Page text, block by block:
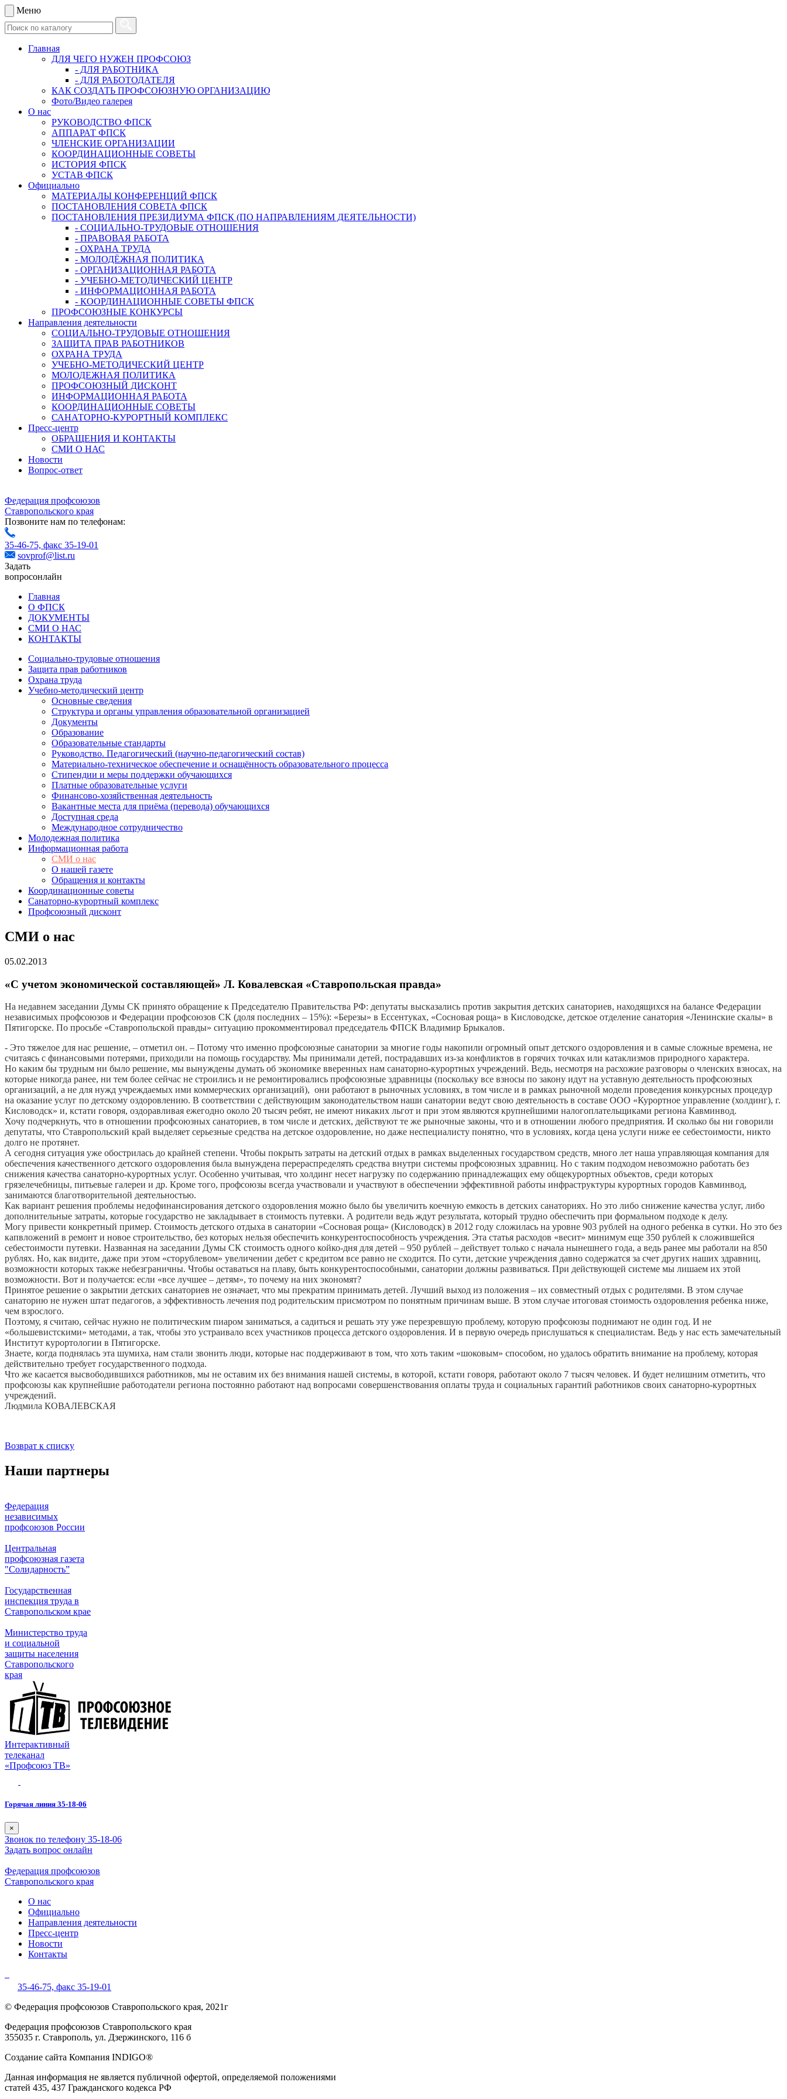
Меню
Главная
ДЛЯ ЧЕГО НУЖЕН ПРОФСОЮЗ
- ДЛЯ РАБОТНИКА
- ДЛЯ РАБОТОДАТЕЛЯ
КАК СОЗДАТЬ ПРОФСОЮЗНУЮ ОРГАНИЗАЦИЮ
Фото/Видео галерея
О нас
РУКОВОДСТВО ФПСК
АППАРАТ ФПСК
ЧЛЕНСКИЕ ОРГАНИЗАЦИИ
КООРДИНАЦИОННЫЕ СОВЕТЫ
ИСТОРИЯ ФПСК
УСТАВ ФПСК
Официально
МАТЕРИАЛЫ КОНФЕРЕНЦИЙ ФПСК
ПОСТАНОВЛЕНИЯ СОВЕТА ФПСК
ПОСТАНОВЛЕНИЯ ПРЕЗИДИУМА ФПСК (ПО НАПРАВЛЕНИЯМ ДЕЯТЕЛЬНОСТИ)
- СОЦИАЛЬНО-ТРУДОВЫЕ ОТНОШЕНИЯ
- ПРАВОВАЯ РАБОТА
- ОХРАНА ТРУДА
- МОЛОДЁЖНАЯ ПОЛИТИКА
- ОРГАНИЗАЦИОННАЯ РАБОТА
- УЧЕБНО-МЕТОДИЧЕСКИЙ ЦЕНТР
- ИНФОРМАЦИОННАЯ РАБОТА
- КООРДИНАЦИОННЫЕ СОВЕТЫ ФПСК
ПРОФСОЮЗНЫЕ КОНКУРСЫ
Направления деятельности
СОЦИАЛЬНО-ТРУДОВЫЕ ОТНОШЕНИЯ
ЗАЩИТА ПРАВ РАБОТНИКОВ
ОХРАНА ТРУДА
УЧЕБНО-МЕТОДИЧЕСКИЙ ЦЕНТР
МОЛОДЕЖНАЯ ПОЛИТИКА
ПРОФСОЮЗНЫЙ ДИСКОНТ
ИНФОРМАЦИОННАЯ РАБОТА
КООРДИНАЦИОННЫЕ СОВЕТЫ
САНАТОРНО-КУРОРТНЫЙ КОМПЛЕКС
Пресс-центр
ОБРАЩЕНИЯ И КОНТАКТЫ
СМИ О НАС
Новости
Вопрос-ответ
Федерация профсоюзов
Ставропольского края
Позвоните нам по телефонам:
35-46-75, факс 35-19-01
sovprof@list.ru
Задать
вопросонлайн
Главная
О ФПСК
ДОКУМЕНТЫ
СМИ О НАС
КОНТАКТЫ
Социально-трудовые отношения
Защита прав работников
Охрана труда
Учебно-методический центр
Основные сведения
Структура и органы управления образовательной организацией
Документы
Образование
Образовательные стандарты
Руководство. Педагогический (научно-педагогический состав)
Материально-техническое обеспечение и оснащённость образовательного процесса
Стипендии и меры поддержки обучающихся
Платные образовательные услуги
Финансово-хозяйственная деятельность
Вакантные места для приёма (перевода) обучающихся
Доступная среда
Международное сотрудничество
Молодежная политика
Информационная работа
СМИ о нас
О нашей газете
Обращения и контакты
Координационные советы
Санаторно-курортный комплекс
Профсоюзный дисконт
СМИ о нас
05.02.2013
«С учетом экономической составляющей» Л. Ковалевская «Ставропольская правда»
На недавнем заседании Думы СК принято обращение к Председателю Правительства РФ: депутаты высказались против закрытия детских санаториев, находящихся на балансе Федерации
независимых профсоюзов и Федерации профсоюзов СК (доля последних – 15%): «Березы» в Ессентуках, «Сосновая роща» в Кисловодске, детское отделение санатория «Ленинские скалы» в
Пятигорске. По просьбе «Ставропольской правды» ситуацию прокомментировал председатель ФПСК Владимир Брыкалов.
- Это тяжелое для нас решение, – отметил он. – Потому что именно профсоюзные санатории за многие годы накопили огромный опыт детского оздоровления и в самые сложные времена, не
считаясь с финансовыми потерями, приходили на помощь государству. Мы принимали детей, пострадавших из-за конфликтов в горячих точках или катаклизмов природного характера.
Но каким бы трудным ни было решение, мы вынуждены думать об экономике вверенных нам санаторно-курортных учреждений. Ведь, несмотря на расхожие разговоры о членских взносах, на
которые никогда ранее, ни тем более сейчас не строились и не ремонтировались профсоюзные здравницы (поскольку все взносы по закону идут на уставную деятельность профсоюзных
организаций, а не для нужд учреждаемых ими коммерческих организаций), они работают в рыночных условиях, в том числе и в рамках рыночной модели проведения конкурсных процедур
на оказание услуг по детскому оздоровлению. В соответствии с действующим законодательством наши санатории ведут свою деятельность в составе ООО «Курортное управление (холдинг), г.
Кисловодск» и, кстати говоря, оздоравливая ежегодно около 20 тысяч ребят, не имеют никаких льгот и при этом являются крупнейшими налогоплательщиками региона Кавминвод.
Хочу подчеркнуть, что в отношении профсоюзных санаториев, в том числе и детских, действуют те же рыночные законы, что и в отношении любого предприятия. И сколько бы ни говорили
депутаты, что Ставропольский край выделяет серьезные средства на детское оздоровление, но даже неспециалисту понятно, что в условиях, когда цена услуги ниже ее себестоимости, никто
долго не протянет.
А сегодня ситуация уже обострилась до крайней степени. Чтобы покрыть затраты на детский отдых в рамках выделенных государством средств, много лет наша управляющая компания для
обеспечения качественного детского оздоровления была вынуждена перераспределять средства внутри системы профсоюзных здравниц. Но с таким подходом невозможно работать без
снижения качества санаторно-курортных услуг. Особенно учитывая, что холдинг несет нагрузку по содержанию принадлежащих ему общекурортных объектов, среди которых
грязелечебницы, питьевые галереи и др. Кроме того, профсоюзы всегда участвовали и участвуют в обеспечении эффективной работы инфраструктуры курортных городов Кавминвод,
занимаются благотворительной деятельностью.
Как вариант решения проблемы недофинансирования детского оздоровления можно было бы увеличить коечную емкость в детских санаториях. Но это либо снижение качества услуг, либо
дополнительные затраты, которые государство не закладывает в стоимость путевки. А родители ведь ждут результата, который трудно обеспечить при формальном подходе к делу.
Могу привести конкретный пример. Стоимость детского отдыха в санатории «Сосновая роща» (Кисловодск) в 2012 году сложилась на уровне 903 рублей на одного ребенка в сутки. Но это без
капвложений в ремонт и новое строительство, без которых нельзя обеспечить конкурентоспособность учреждения. Эта статья расходов «весит» минимум еще 350 рублей к сложившейся
себестоимости путевки. Названная на заседании Думы СК стоимость одного койко-дня для детей – 950 рублей – действует только с начала нынешнего года, а ведь ранее мы работали на 850
рублях. Но, как видите, даже при этом «сторублевом» увеличении дебет с кредитом все равно не сходится. По сути, детские учреждения давно содержатся за счет других наших здравниц,
возможности которых также небезграничны. Чтобы оставаться на плаву, быть конкурентоспособными, санатории должны развиваться. При действующей системе мы лишаем их этой
возможности. Вот и получается: если «все лучшее – детям», то почему на них экономят?
Принятое решение о закрытии детских санаториев не означает, что мы прекратим принимать детей. Лучший выход из положения – их совместный отдых с родителями. В этом случае
санаторию не нужен штат педагогов, а эффективность лечения под родительским присмотром по понятным причинам выше. В этом случае итоговая стоимость оздоровления ребенка ниже,
чем взрослого.
Поэтому, я считаю, сейчас нужно не политическим пиаром заниматься, а садиться и решать эту уже перезревшую проблему, которую профсоюзы поднимают не один год. И не
«большевистскими» методами, а так, чтобы это устраивало всех участников процесса детского оздоровления. И в первую очередь прислушаться к специалистам. Ведь у нас есть замечательный
Институт курортологии в Пятигорске.
Знаете, когда поднялась эта шумиха, нам стали звонить люди, которые нас поддерживают в том, что хоть таким «шоковым» способом, но удалось обратить внимание на проблему, которая
действительно требует государственного подхода.
Что же касается высвободившихся работников, мы не оставим их без внимания нашей системы, в которой, кстати говоря, работают около 7 тысяч человек. И будет нелишним отметить, что
профсоюзы как крупнейшие работодатели региона постоянно работают над вопросами совершенствования оплаты труда и социальных гарантий работников своих санаторно-курортных
учреждений.
Людмила КОВАЛЕВСКАЯ
Возврат к списку
Наши партнеры
Федерация
независимых
профсоюзов России
Центральная
профсоюзная газета
"Солидарность”
Государственная
инспекция труда в
Ставропольском крае
Министерство труда
и социальной
защиты населения
Ставропольского
края
Интерактивный
телеканал
«Профсоюз ТВ»
Горячая линия 35-18-06
×
Звонок по телефону 35-18-06
Задать вопрос онлайн
Федерация профсоюзов
Ставропольского края
О нас
Официально
Направления деятельности
Пресс-центр
Новости
Контакты
35-46-75, факс 35-19-01
© Федерация профсоюзов Ставропольского края, 2021г
Федерация профсоюзов Ставропольского края
355035 г. Ставрополь, ул. Дзержинского, 116 б
Создание сайта Компания INDIGO®
Данная информация не является публичной офертой, определяемой положениями
статей 435, 437 Гражданского кодекса РФ